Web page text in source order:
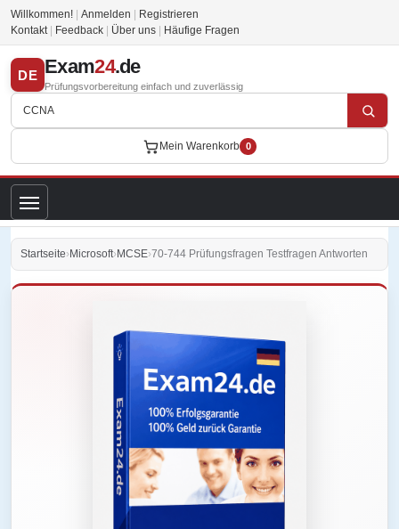
Willkommen! Anmelden
Registrieren
Kontakt
Feedback Über uns Häufige Fragen
DE Exam24.de
Prüfungsvorbereitung einfach und zuverlässig
Mein Warenkorb 0
Startseite›Microsoft›MCSE›70-744 Prüfungsfragen Testfragen Antworten